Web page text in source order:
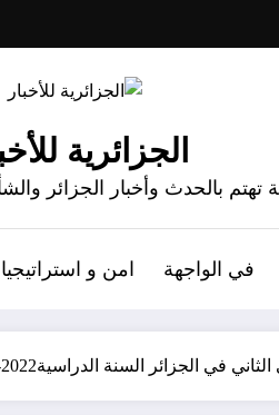
الجزائرية
تهتم بالحدث وأخبار الجزائر
في الواجهة امن و استراتيجيا
في الجزائر السنة الدراسية2022- 2023